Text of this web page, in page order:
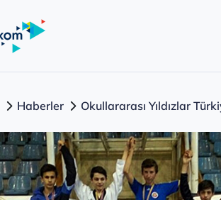
Haberler Okullararası Yıldızlar